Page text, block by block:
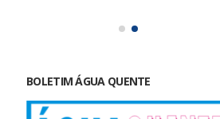
BOLETIM ÁGUA QUENTE